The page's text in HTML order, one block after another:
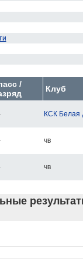
/
Клуб
КСК Белая
чв
чв